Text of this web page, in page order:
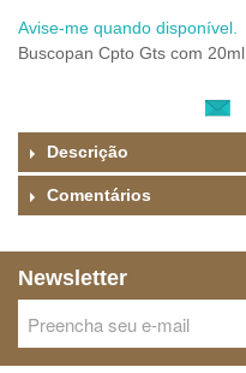
Avise-me quando disponível.
Buscopan Cpto Gts com 20ml
Descrição
Comentários
Newsletter